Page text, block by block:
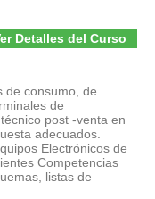
Detalles del Curso
de consumo, de
de
post -venta en
adecuados.
Electrónicos de
Competencias
listas de